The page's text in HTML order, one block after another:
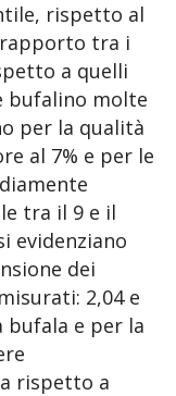
rispetto al
tra i
a quelli
bufalino molte
per la qualità
al 7% e per le
tra il 9 e il
evidenziano
dei
2,04 e
bufala e per la
rispetto a